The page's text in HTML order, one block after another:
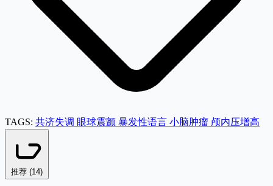
TAGS: 共济失调 眼球震颤 暴发性语言 小脑肿瘤 颅内压增高
推荐 (14)